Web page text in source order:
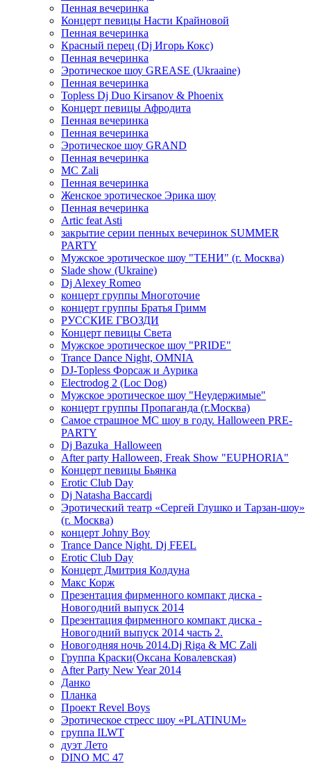
Пенная вечеринка
Концерт певицы Насти Крайновой
Пенная вечеринка
Красный перец (Dj Игорь Кокс)
Пенная вечеринка
Эротическое шоу GREASE (Ukraaine)
Пенная вечеринка
Topless Dj Duo Kirsanov & Phoenix
Концерт певицы Афродита
Пенная вечеринка
Пенная вечеринка
Эротическое шоу GRAND
Пенная вечеринка
MC Zali
Пенная вечеринка
Женское эротическое Эрика шоу
Пенная вечеринка
Artic feat Asti
закрытие серии пенных вечеринок SUMMER
PARTY
Мужское эротическое шоу "ТЕНИ" (г. Москва)
Slade show (Ukraine)
Dj Alexey Romeo
концерт группы Многоточие
концерт группы Братья Гримм
РУССКИЕ ГВОЗДИ
Концерт певицы Света
Мужское эротическое шоу "PRIDE"
Trance Dance Night, OMNIA
DJ-Topless Форсаж и Аурика
Electrodog 2 (Loc Dog)
Мужское эротическое шоу "Неудержимые"
концерт группы Пропаганда (г.Москва)
Самое страшное МС шоу в году. Halloween PRE-
PARTY
Dj Bazuka_Halloween
After party Halloween, Freak Show "EUPHORIA"
Концерт певицы Бьянка
Erotic Club Day
Dj Natasha Baccardi
Эротический театр «Сергей Глушко и Тарзан-шоу»
(г. Москва)
концерт Johny Boy
Trance Dance Night. Dj FEEL
Erotic Club Day
Концерт Дмитрия Колдуна
Макс Корж
Презентация фирменного компакт диска -
Новогодний выпуск 2014
Презентация фирменного компакт диска -
Новогодний выпуск 2014 часть 2.
Новогодняя ночь 2014.Dj Riga & MC Zali
Группа Краски(Оксана Ковалевская)
After Party New Year 2014
Данко
Планка
Проект Revel Boys
Эротическое стресс шоу «PLATINUM»
группа ILWT
дуэт Лето
DINO MC 47